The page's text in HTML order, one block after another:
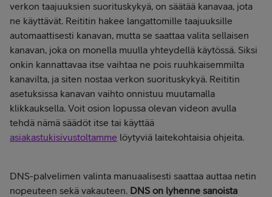
verkon taajuuksien suorituskykyä, on säätää kanavaa, jota
ne käyttävät. Reititin hakee langattomille taajuuksille
automaattisesti kanavan, mutta se saattaa valita sellaisen
kanavan, joka on monella muulla yhteydellä käytössä. Siksi
onkin kannattavaa itse vaihtaa ne pois ruuhkaisemmilta
kanavilta, ja siten nostaa verkon suorituskykyä. Reititin
asetuksissa kanavan vaihto onnistuu muutamalla
klikkauksella. Voit osion lopussa olevan videon avulla
tehdä nämä säädöt itse tai käyttää
asiakastukisivustoltamme löytyviä laitekohtaisia ohjeita.
DNS-palvelimen valinta manuaalisesti saattaa auttaa netin
nopeuteen sekä vakauteen. DNS on lyhenne sanoista